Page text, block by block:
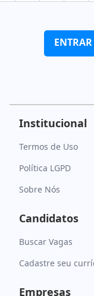
ENTRAR
Institucional
Termos de Uso
Política LGPD
Sobre Nós
Candidatos
Buscar Vagas
Cadastre seu
Empresas